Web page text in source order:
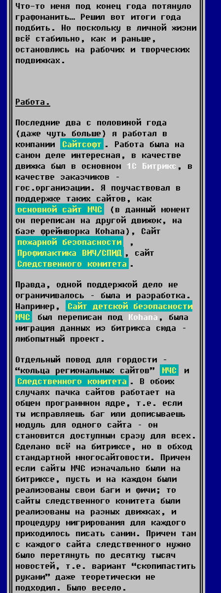
Что-то меня под конец года потянуло
графоманить… Решил вот итоги года
подбить. Но поскольку в личной жизни
всё стабильно, как и раньше,
остановлюсь на рабочих и творческих
подвижках.
Работа.
Последние два с половиной года
(даже чуть больше) я работал в
компании
Сайтсофт . Работа была на
самом деле интересная, в качестве
движка был в основном 1С Битрикс , в
качестве заказчиков –
гос.организации. Я поучаствовал в
поддержке таких сайтов, как
основной сайт МЧС
(в данный момент
он переписан на другой движок, на
базе фреймворка Kohana), Сайт
пожарной безопасности
,
Профилактика ВИЧ/СПИД , сайт
Следственного комитета .
Правда, одной поддержкой дело не
ограничивалось – была и разработка.
Например,
Сайт детской безопасности
МЧС
был переписан под Kohana , была
миграция данных из битрикса сюда –
любопытный проект.
Отдельный повод для гордости –
“кольца региональных сайтов”
МЧС
и
Следственного комитета . В обоих
случаях пачка сайтов работает на
общем программном ядре, т.е. если
ты исправляешь баг или дописываешь
модуль для одного сайта – он
становится доступным сразу для всех.
Сделано всё на битриксе, но в обход
стандартной многосайтовости. Причем
если сайты МЧС изначально были на
битриксе, пусть и на каждом были
реализованы свои баги и фичи; то
сайты следственного комитета были
реализованы на разных движках, и
процедуру мигрирования для каждого
приходилось писать самим. Причем там
с каждого сайта следственного нужно
было перетянуть по десятку тысяч
новостей, т.е. вариант “скопипастить
руками” даже теоретически не
подходил. Было весело.